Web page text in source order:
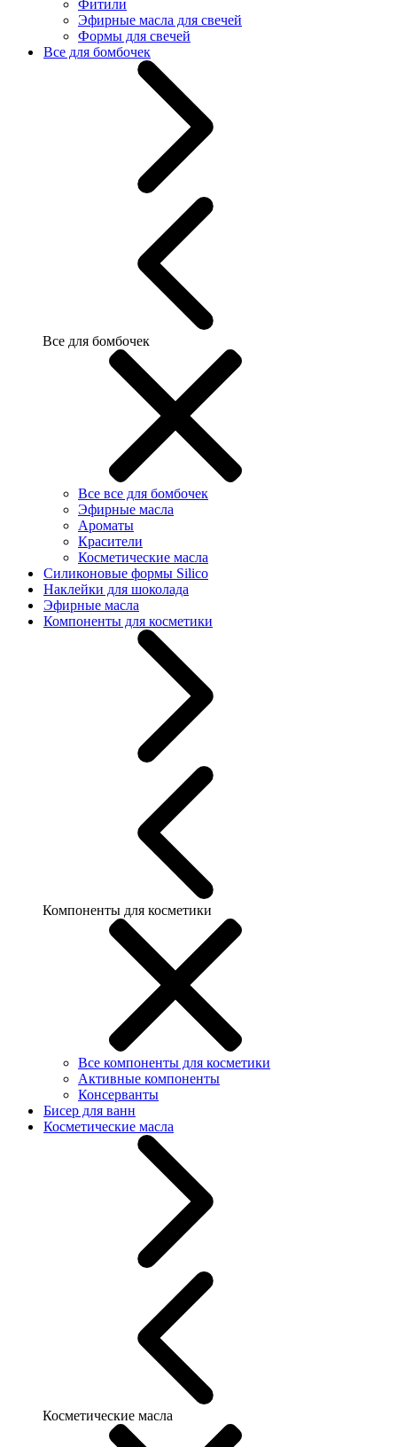
Фитили
Эфирные масла для свечей
Формы для свечей
Все для бомбочек
Все для бомбочек
Все все для бомбочек
Эфирные масла
Ароматы
Красители
Косметические масла
Силиконовые формы Silico
Наклейки для шоколада
Эфирные масла
Компоненты для косметики
Компоненты для косметики
Все компоненты для косметики
Активные компоненты
Консерванты
Бисер для ванн
Косметические масла
Косметические масла